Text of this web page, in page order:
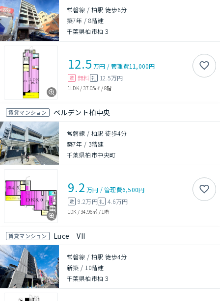
常磐線 / 柏駅 徒歩6分
築7年 / 8階建
千葉県柏市柏３
12.5 万円 /管理費11,000円
敷 無料 礼 12.5万円
1LDK/37.05㎡ /8階
賃貸マンション ベルデント柏中央
常磐線 / 柏駅 徒歩4分
築7年 / 3階建
千葉県柏市中央町
9.2 万円 /管理費6,500円
敷 9.2万円礼 4.6万円
1DK /34.96㎡ / 1階
賃貸マンション Luce VII
常磐線 / 柏駅 徒歩4分
新築 / 10階建
千葉県柏市柏３